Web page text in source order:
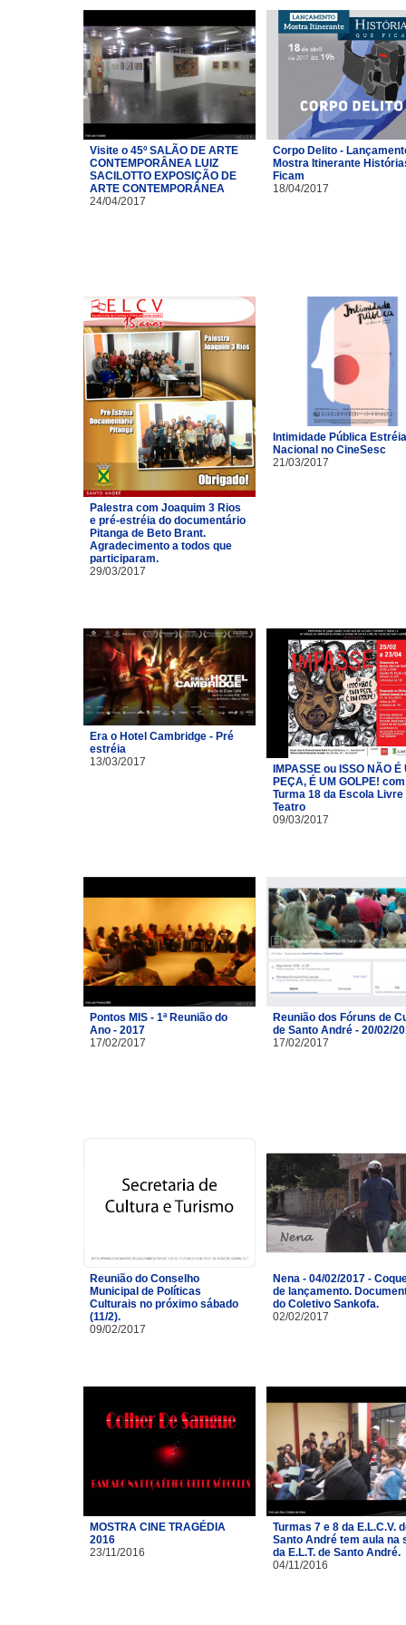
Visite o 45º SALÃO DE ARTE
CONTEMPORÂNEA LUIZ
SACILOTTO EXPOSIÇÃO DE
ARTE CONTEMPORÂNEA
24/04/2017
Corpo Delito -
Mostra Itinerante
Ficam
18/04/2017
Palestra com Joaquim 3 Rios
e pré-estréia do documentário
Pitanga de Beto Brant.
Agradecimento a todos que
participaram.
29/03/2017
Intimidade Pública Estréia
Nacional no CineSesc
21/03/2017
Era o Hotel Cambridge - Pré
estréia
13/03/2017
IMPASSE ou ISSO NÃO É
PEÇA, É UM GOLPE!
Turma 18 da Escola Livre
Teatro​
09/03/2017
Pontos MIS - 1ª Reunião do
Ano - 2017
17/02/2017
Reunião dos Fóruns de
de Santo André - 20/02/
17/02/2017
Reunião do Conselho
Municipal de Políticas
Culturais no próximo sábado
(11/2).
09/02/2017
Nena - 04/02/2017 -
de lançamento.
do Coletivo Sankofa.
02/02/2017
MOSTRA CINE TRAGÉDIA
2016
23/11/2016
Turmas 7 e 8 da E.L.C.V.
Santo André tem aula na
da E.L.T. de Santo André.
04/11/2016